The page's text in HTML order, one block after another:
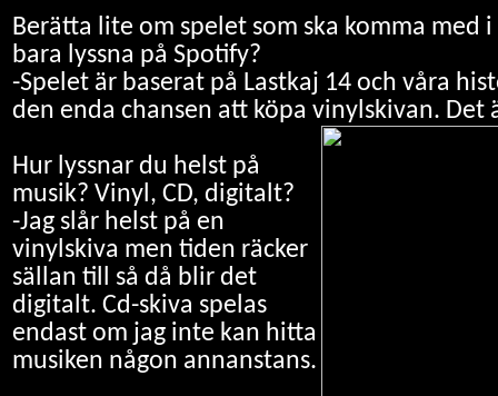
Berätta lite om spelet som ska komma med
bara lyssna på Spotify?
-Spelet är baserat på Lastkaj 14 och våra
den enda chansen att köpa vinylskivan.
Hur lyssnar du helst på
musik? Vinyl, CD, digitalt?
-Jag slår helst på en
vinylskiva men tiden räcker
sällan till så då blir det
digitalt. Cd-skiva spelas
endast om jag inte kan hitta
musiken någon annanstans.